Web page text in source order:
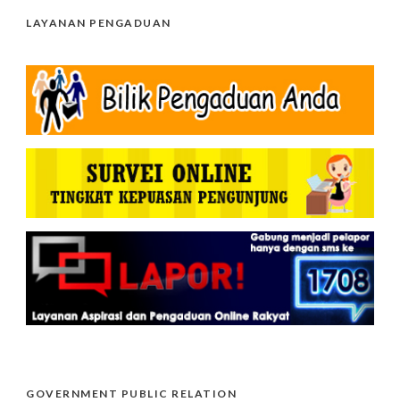
LAYANAN PENGADUAN
GOVERNMENT PUBLIC RELATION